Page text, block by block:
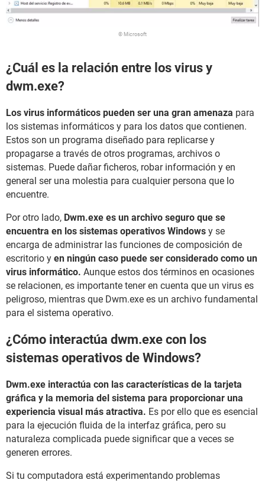
© Microsoft
¿Cuál es la relación entre los virus y
dwm.exe?
Los virus informáticos pueden ser una gran amenaza para
los sistemas informáticos y para los datos que contienen.
Estos son un programa diseñado para replicarse y
propagarse a través de otros programas, archivos o
sistemas. Puede dañar ficheros, robar información y en
general ser una molestia para cualquier persona que lo
encuentre.
Por otro lado, Dwm.exe es un archivo seguro que se
encuentra en los sistemas operativos Windows y se
encarga de administrar las funciones de composición de
escritorio y en ningún caso puede ser considerado como un
virus informático. Aunque estos dos términos en ocasiones
se relacionen, es importante tener en cuenta que un virus es
peligroso, mientras que Dwm.exe es un archivo fundamental
para el sistema operativo.
¿Cómo interactúa dwm.exe con los
sistemas operativos de Windows?
Dwm.exe interactúa con las características de la tarjeta
gráfica y la memoria del sistema para proporcionar una
experiencia visual más atractiva. Es por ello que es esencial
para la ejecución fluida de la interfaz gráfica, pero su
naturaleza complicada puede significar que a veces se
generen errores.
Si tu computadora está experimentando problemas